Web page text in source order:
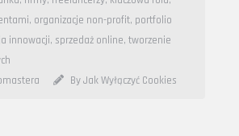
, organizacje non-profit, portfolio
innowacji, sprzedaż online, tworzenie
By Jak Wyłączyć Cookies